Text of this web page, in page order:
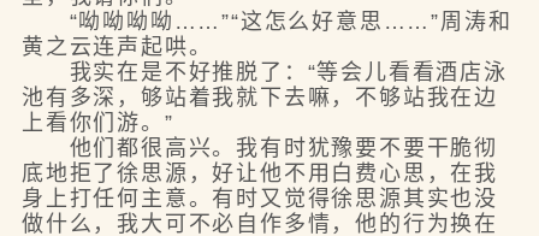
“呦呦呦呦……”“这怎么好意思……”周涛和
黄之云连声起哄。
我实在是不好推脱了：“等会儿看看酒店泳
池有多深，够站着我就下去嘛，不够站我在边
上看你们游。”
他们都很高兴。我有时犹豫要不要干脆彻
底地拒了徐思源，好让他不用白费心思，在我
身上打任何主意。有时又觉得徐思源其实也没
做什么，我大可不必自作多情，他的行为换在